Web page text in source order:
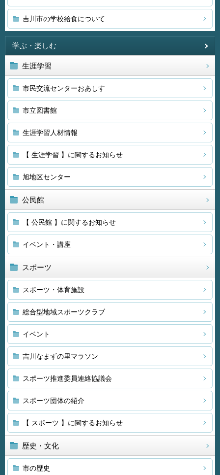
吉川市の学校給食について
学ぶ・楽しむ
生涯学習
市民交流センターおあしす
市立図書館
生涯学習人材情報
【 生涯学習 】に関するお知らせ
旭地区センター
公民館
【 公民館 】に関するお知らせ
イベント・講座
スポーツ
スポーツ・体育施設
総合型地域スポーツクラブ
イベント
吉川なまずの里マラソン
スポーツ推進委員連絡協議会
スポーツ団体の紹介
【 スポーツ 】に関するお知らせ
歴史・文化
市の歴史